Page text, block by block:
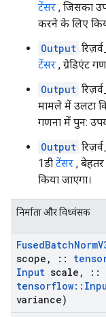
टेंसर , जिसका
करने के लिए
Output
टेंसर , ग्रेडिएंट
Output
मामले में उलटा
गणना में पुन:
Output
1डी टेंसर , बेहतर
किया जाएगा।
निर्माता और विध्वंसक
FusedBatchNorm
scope , ::
Input scale , ::
tensorflow::
variance)